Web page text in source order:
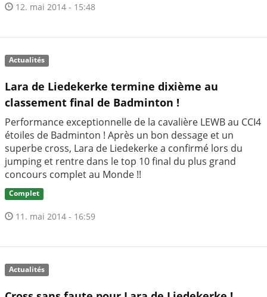
12. mai 2014 - 15:48
Actualités
Lara de Liedekerke termine dixième au
classement final de Badminton !
Performance exceptionnelle de la cavalière LEWB au CCI4
étoiles de Badminton ! Après un bon dessage et un
superbe cross, Lara de Liedekerke a confirmé lors du
jumping et rentre dans le top 10 final du plus grand
concours complet au Monde !!
Complet
11. mai 2014 - 16:59
Actualités